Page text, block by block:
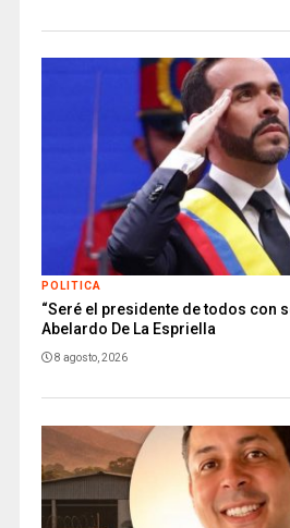
POLITICA
“Seré el presidente de todos con
Abelardo De La Espriella
8 agosto, 2026